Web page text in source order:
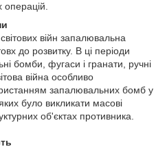
війн запалювальна
до розвитку. В ці періоди
бомби, фугаси і гранати, ручні
війна особливо
запалювальних бомб у
було викликати масові
об'єктах противника.